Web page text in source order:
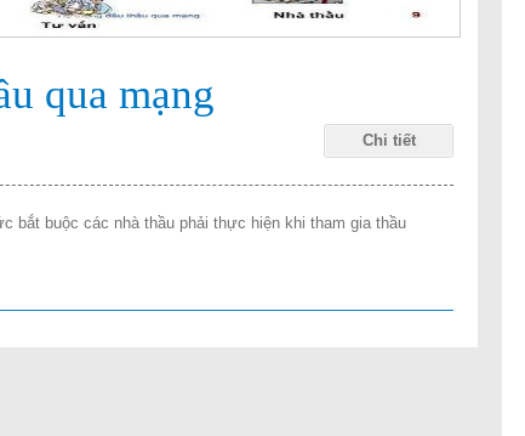
qua mạng
Chi tiết
bắt buộc các nhà thầu phải thực hiện khi tham gia thầu